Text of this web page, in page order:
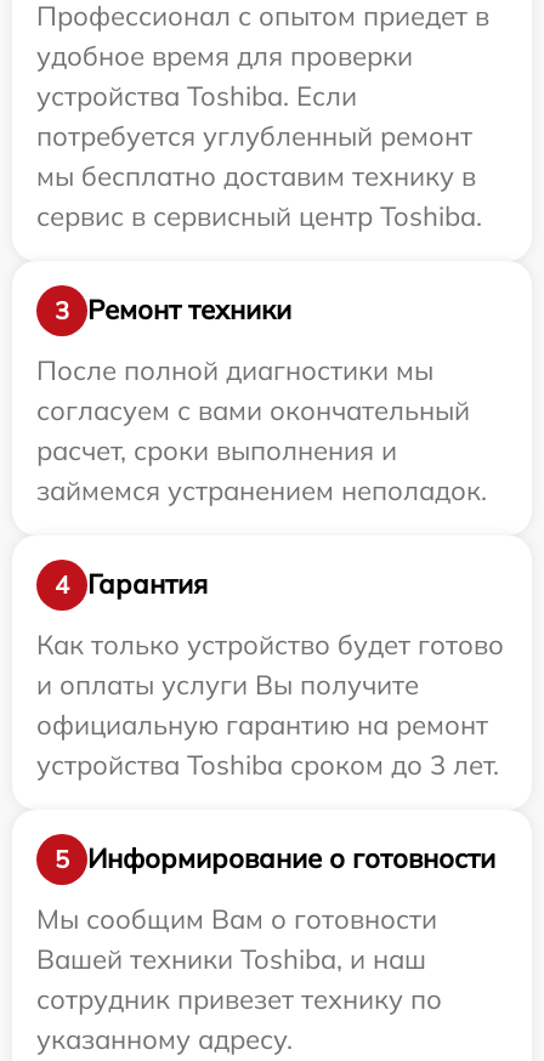
Профессионал с опытом приедет в
удобное время для проверки
устройства Toshiba. Если
потребуется углубленный ремонт
мы бесплатно доставим технику в
сервис в сервисный центр Toshiba.
3
Ремонт техники
После полной диагностики мы
согласуем с вами окончательный
расчет, сроки выполнения и
займемся устранением неполадок.
4
Гарантия
Как только устройство будет готово
и оплаты услуги Вы получите
официальную гарантию на ремонт
устройства Toshiba сроком до 3 лет.
5
Информирование о готовности
Мы сообщим Вам о готовности
Вашей техники Toshiba, и наш
сотрудник привезет технику по
указанному адресу.